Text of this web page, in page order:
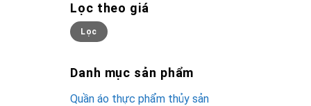
Lọc theo giá
Giá
tối
thiểu
Giá
tối
đa
Lọc
Danh mục sản phẩm
Quần áo thực phẩm thủy sản